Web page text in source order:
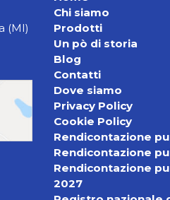
(MI)
Chi siamo
Prodotti
Un pò di storia
Blog
Contatti
Dove siamo
Privacy Policy
Cookie Policy
Rendicontazione
Rendicontazione
Rendicontazione
2027